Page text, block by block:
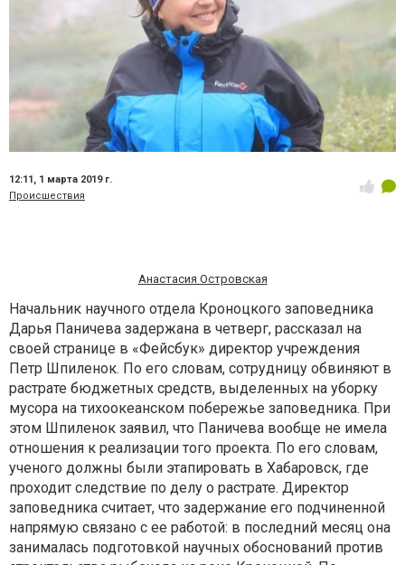
12:11, 1 марта 2019 г.
Происшествия
Анастасия Островская
Начальник научного отдела Кроноцкого заповедника
Дарья Паничева задержана в четверг, рассказал на
своей странице в «Фейсбук» директор учреждения
Петр Шпиленок. По его словам, сотрудницу обвиняют в
растрате бюджетных средств, выделенных на уборку
мусора на тихоокеанском побережье заповедника. При
этом Шпиленок заявил, что Паничева вообще не имела
отношения к реализации того проекта. По его словам,
ученого должны были этапировать в Хабаровск, где
проходит следствие по делу о растрате. Директор
заповедника считает, что задержание его подчиненной
напрямую связано с ее работой: в последний месяц она
занималась подготовкой научных обоснований против